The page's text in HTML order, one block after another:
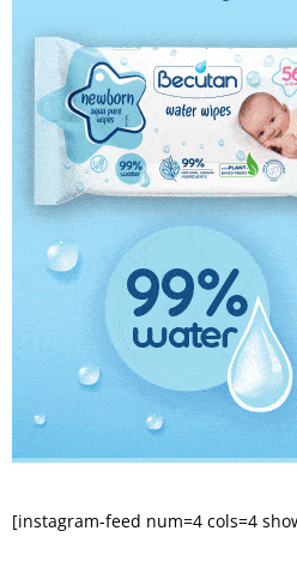
[instagram-feed num=4 cols=4